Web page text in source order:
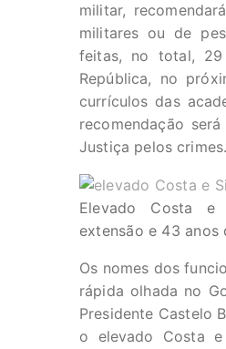
militar,
militares ou de
feitas, no total, 29
República, no
currículos das
recomendação
Justiça pelos
Elevado Costa
extensão e 43 anos
Os nomes dos
rápida olhada no
Presidente Castelo
o elevado Costa